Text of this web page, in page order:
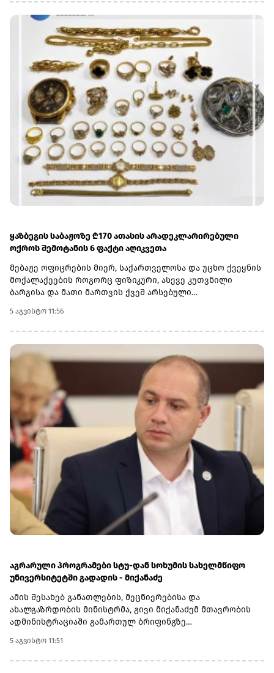
დაფინანსებით.დიდ ბრიტანეთში სწავლის მსურველებმა, 6
ოქტომბრამდე უნდა შეავსონ განაცხადი
ბმულზე.აღსანიშნავია ისიც, რომ საქართველოს ბანკის
სტიპენდია ფარავს როგორც ერთწლიან სამაგისტრო
საფეხურზე სწავლის, ასევე მასთან დაკავშირებულ ყველა
აუცილებელ ხარჯს.პროგრამის ფარგლებში უკვე
გამოვლინდა საქართველოს ბანკის 30-ზე მეტი
სტიპენდიატი და მათი რაოდენობა კი ყოველწლიურად
იზრდება.შეგახსენებთ, რომ საქართველოს ბანკი უკვე 10
წელზე მეტია CHEVENING-ის სასტიპენდიო პროგრამის
პარტნიორია.საქართველოს ბანკის მიერ
განხორციელებული საგანმანათლებლო პროგრამების
შესახებ დეტალური ინფორმაციის მისაღებად ეწვიეთ
ვებგვერდს.(R)
ყაზბეგის საბაჟოზე ₾170 ათასის არადეკლარირებული
ოქროს შემოტანის 6 ფაქტი აღიკვეთა
მებაჟე ოფიცრების მიერ, საქართველოსა და უცხო ქვეყნის
მოქალაქეების როგორც ფიზიკური, ასევე კუთვნილი
ბარგისა და მათი მართვის ქვეშ არსებული
დათვალიერების შედეგად ჯამში -782 გრამი ოქროს
ნაკეთობები აღმოაჩინეს.არადეკლარირებული საქონლის
საერთო საბაჟო ღირებულებამ ჯამში 169 776 ლარი
შეადგინა.6 კანონდამრღვევი მოქალაქის მიმართ, საქმის
მასალები შემდგომი რეაგირების მიზნით, საქართველოს
ფინანსთა სამინისტროს საგამოძიებო სამსახურს
გადაეგზავნა.
5 აგვისტო 11:56
აგრარული პროგრამები სტუ-დან სოხუმის სახელმწიფო
უნივერსიტეტში გადადის - მიქანაძე
ამის შესახებ განათლების, მეცნიერებისა და
ახალგაზრდობის მინისტრმა, გივი მიქანაძემ მთავრობის
ადმინისტრაციაში გამართულ ბრიფინგზე
უნივერსიტეტის აგრარულმა პროგრამებმა განათლების
ხარისხის განვითარების ეროვნულ ცენტრში აკრედიტაციის
5 აგვისტო 11:51